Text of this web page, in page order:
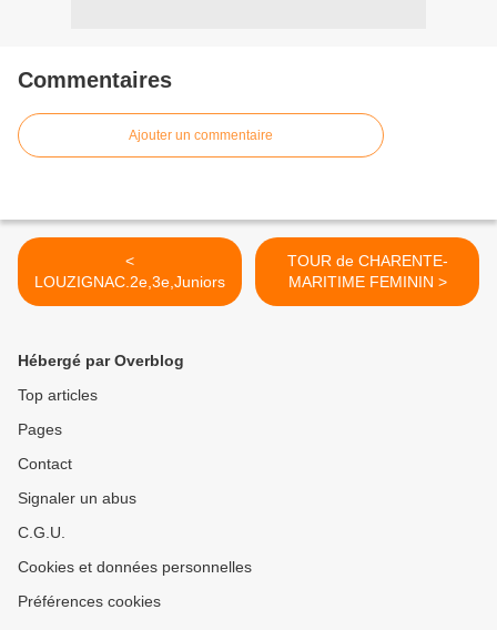
Commentaires
Ajouter un commentaire
<
LOUZIGNAC.2e,3e,Juniors
TOUR de CHARENTE-
MARITIME FEMININ >
Hébergé par Overblog
Top articles
Pages
Contact
Signaler un abus
C.G.U.
Cookies et données personnelles
Préférences cookies